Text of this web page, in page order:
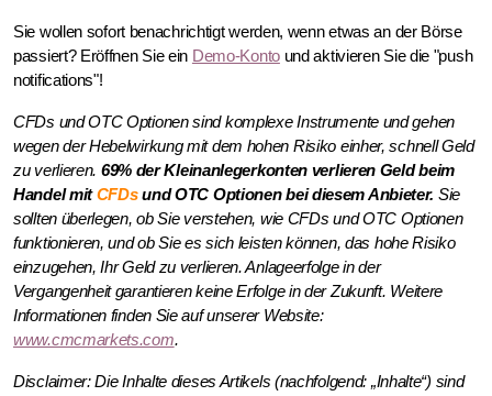
Sie wollen sofort benachrichtigt werden, wenn etwas an der Börse
passiert? Eröffnen Sie ein Demo-Konto und aktivieren Sie die "push
notifications"!
CFDs und OTC Optionen sind komplexe Instrumente und gehen
wegen der Hebelwirkung mit dem hohen Risiko einher, schnell Geld
zu verlieren. 69% der Kleinanlegerkonten verlieren Geld beim
Handel mitCFDsund OTC Optionen bei diesem Anbieter. Sie
sollten überlegen, ob Sie verstehen, wie CFDs und OTC Optionen
funktionieren, und ob Sie es sich leisten können, das hohe Risiko
einzugehen, Ihr Geld zu verlieren. Anlageerfolge in der
Vergangenheit garantieren keine Erfolge in der Zukunft. Weitere
Informationen finden Sie auf unserer Website:
www.cmcmarkets.com.
Disclaimer: Die Inhalte dieses Artikels (nachfolgend: „Inhalte“) sind